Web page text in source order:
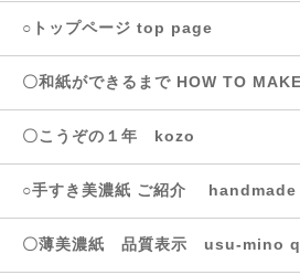
○トップページ top page
〇和紙ができるまで HOW TO
〇こうぞの１年 kozo
○手すき美濃紙 ご紹介
〇薄美濃紙 品質表示 usu-